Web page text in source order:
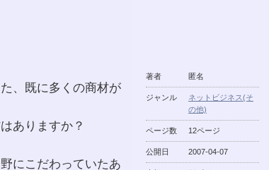
著者 匿名
ジャンル
ネットビジネス(そ
の他)
ページ数 12ページ
公開日 2007-04-07
、既に多くの商材が
ありますか？
にこだわっていたあ